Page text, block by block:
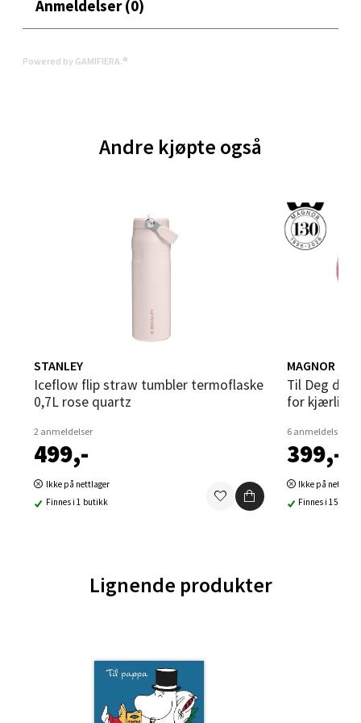
Anmeldelser (0)
Powered by GAMIFIERA.®
Andre kjøpte også
STANLEY
Iceflow flip straw tumbler termoflaske
0,7L rose quartz
2 anmeldelser
499,-
Ikke på nettlager
Finnes i 1 butikk
MAGNOR
Til Deg dekorhjerte 7 cm rød Et hjerte
for
6 anmeldelser
399,-
Ikke på
Finnes i 15
Lignende produkter
Åpent i dag 10-21
Velg
Aunasenteret, Sunndalsvegen 3, 7340 Oppdal
Åpent i dag 10-19
18 i butikk
Orkanger - Thon Senter Orkanger
5 i butikk